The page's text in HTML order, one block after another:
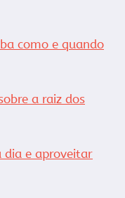
como e quando
a raiz dos
dia e aproveitar